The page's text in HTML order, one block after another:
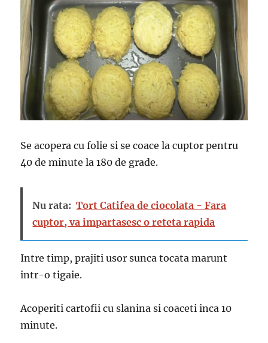
Se acopera cu folie si se coace la cuptor pentru
40 de minute la 180 de grade.
Nu rata: Tort Catifea de ciocolata - Fara
cuptor, va impartasesc o reteta rapida
Intre timp, prajiti usor sunca tocata marunt
intr-o tigaie.
Acoperiti cartofii cu slanina si coaceti inca 10
minute.